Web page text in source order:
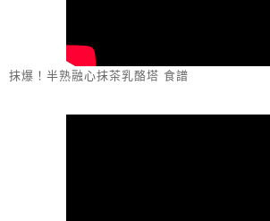
抹爆！半熟融心抹茶乳酪塔 食譜